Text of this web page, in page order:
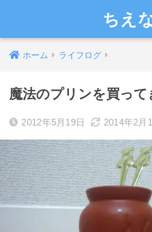
ちえ
ホーム ライフログ
魔法のプリンを買って
2012年5月19日 2014年2月